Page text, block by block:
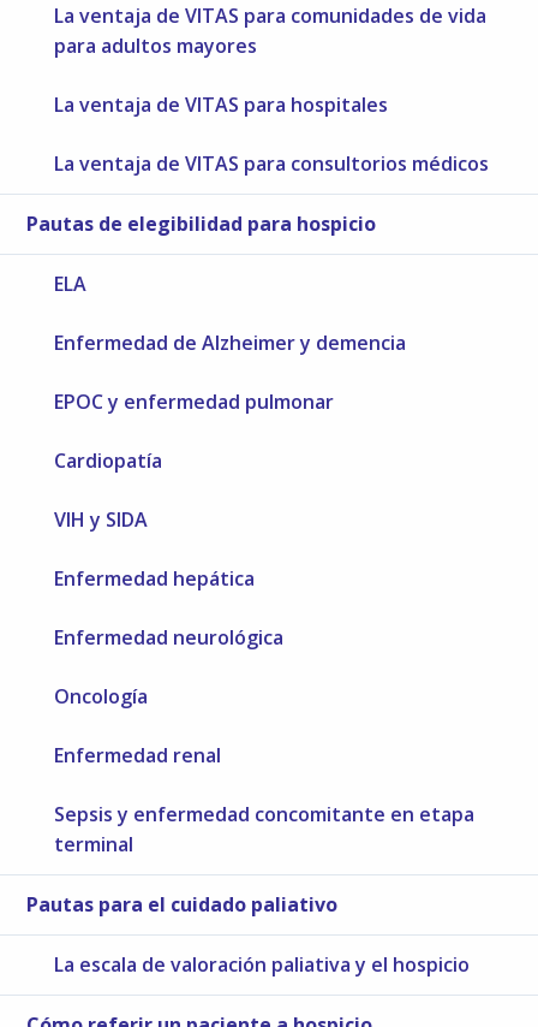
La ventaja de VITAS para comunidades de vida
para adultos mayores
La ventaja de VITAS para hospitales
La ventaja de VITAS para consultorios médicos
Pautas de elegibilidad para hospicio
ELA
Enfermedad de Alzheimer y demencia
EPOC y enfermedad pulmonar
Cardiopatía
VIH y SIDA
Enfermedad hepática
Enfermedad neurológica
Oncología
Enfermedad renal
Sepsis y enfermedad concomitante en etapa
terminal
Pautas para el cuidado paliativo
La escala de valoración paliativa y el hospicio